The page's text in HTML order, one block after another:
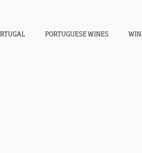
PORTUGUESE WINES